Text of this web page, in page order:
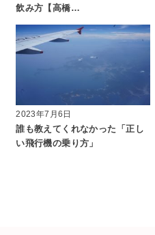
飲み方【高橋…
2023年7月6日
誰も教えてくれなかった「正し
い飛行機の乗り方」